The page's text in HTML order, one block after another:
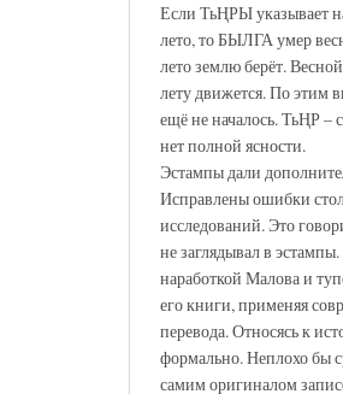
Если ТьҢРЫ указывает
лето, то БЫЛГА умер
лето землю берёт.
лету движется. По этим
ещё не началось. ТьҢР –
нет полной ясности.
Эстампы дали
Исправлены ошибки
исследований. Это
не заглядывал в
наработкой Малова и
его книги, применяя
перевода. Относясь к
формально. Неплохо бы
самим оригиналом